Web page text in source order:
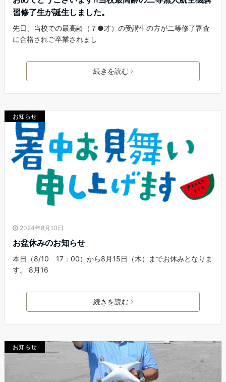
習修了生が誕生しました。
先日、当校での最高齢（７●才）の受講生の方が二等修了審査
に合格されご卒業されまし
続きを読む
お知らせ
2024年8月10日
お盆休みのお知らせ
本日（8/10 17：00）から8月15日（木）までお休みとなりま
す。 8月16
続きを読む
お知らせ